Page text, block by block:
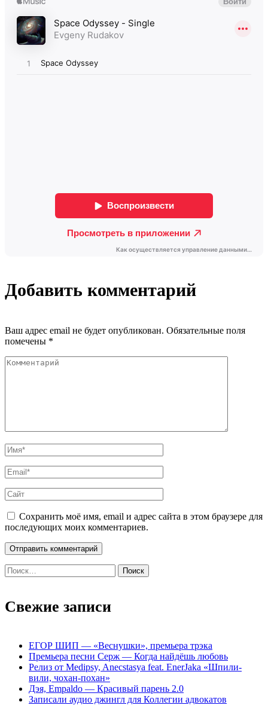
Добавить комментарий
Ваш адрес email не будет опубликован. Обязательные поля
помечены *
Сохранить моё имя, email и адрес сайта в этом браузере для
последующих моих комментариев.
Найти:
Свежие записи
ЕГОР ШИП — «Веснушки», премьера трэка
Премьера песни Серж — Когда найдёшь любовь
Релиз от Medipsy, Anecstasya feat. EnerJaka «Шпили-
вили, чохан-похан»
Дэя, Empaldo — Красивый парень 2.0
Записали аудио джингл для Коллегии адвокатов